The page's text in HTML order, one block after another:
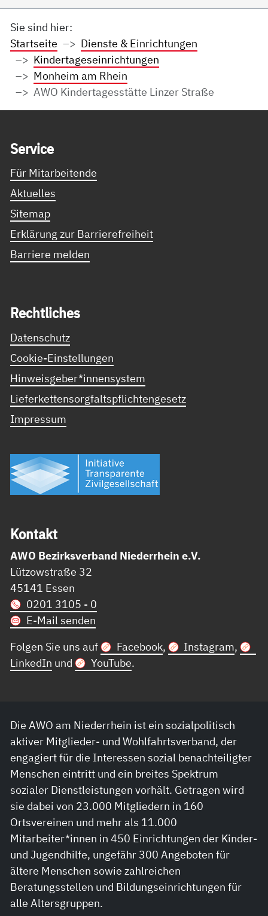
Sie sind hier:
Startseite
Dienste & Einrichtungen
Kindertageseinrichtungen
Monheim am Rhein
AWO Kindertagesstätte Linzer Straße
Ser­vice
Für Mitarbeitende
Aktuelles
Sitemap
Erklärung zur Barrierefreiheit
Barriere melden
Recht­li­ches
Datenschutz
Cookie-Einstellungen
Hinweisgeber*innensystem
Lieferkettensorgfaltspflichtengesetz
Impressum
Kon­takt
AWO Bezirksverband Niederrhein e.V.
Lützowstraße 32
45141 Essen
0201 3105 - 0
E-Mail senden
Folgen Sie uns auf
Facebook, Instagram,
LinkedIn und YouTube.
Die AWO am Niederrhein ist ein sozialpolitisch
aktiver Mitglieder- und Wohlfahrtsverband, der
engagiert für die Interessen sozial benachteiligter
Menschen eintritt und ein breites Spektrum
sozialer Dienstleistungen vorhält. Getragen wird
sie dabei von 23.000 Mitgliedern in 160
Ortsvereinen und mehr als 11.000
Mitarbeiter*innen in 450 Einrichtungen der Kinder-
und Jugendhilfe, ungefähr 300 Angeboten für
ältere Menschen sowie zahlreichen
Beratungsstellen und Bildungseinrichtungen für
alle Altersgruppen.